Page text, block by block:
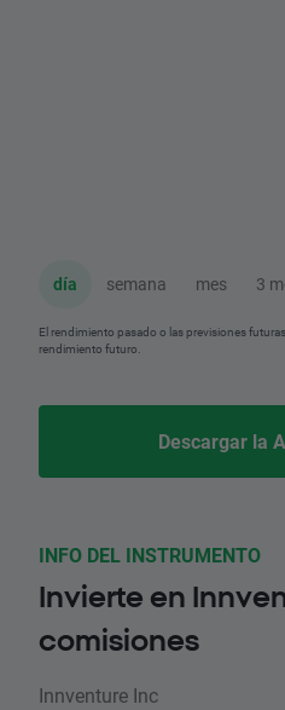
día semana mes 3
El rendimiento pasado o las previsiones
rendimiento futuro.
Descargar la
INFO DEL INSTRUMENTO
Invierte en
comisiones
Innventure Inc